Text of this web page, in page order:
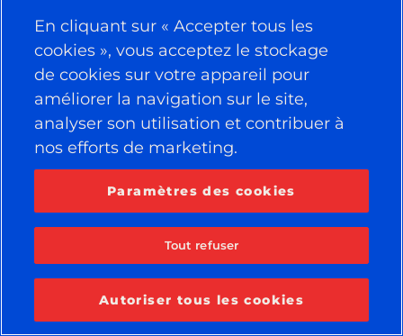
© 2026 APOLLO TYRES LTD TOUS DROITS RÉSERVÉS
En cliquant sur « Accepter tous les
cookies », vous acceptez le stockage
de cookies sur votre appareil pour
améliorer la navigation sur le site,
analyser son utilisation et contribuer à
nos efforts de marketing.
Paramètres des cookies
Tout refuser
Autoriser tous les cookies